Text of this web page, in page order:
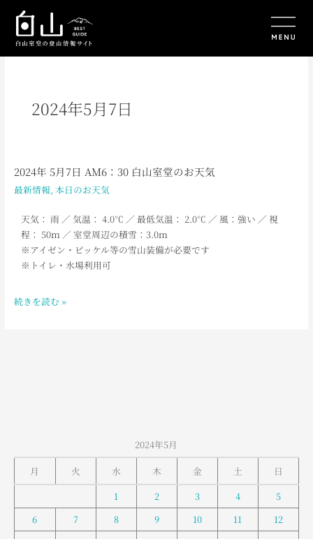
2024年5月7日
2024年 5月7日 AM6：30 白山室堂のお天気
最新情報, 本日のお天気
天気： 雨 ／ 気温： 4.0℃ ／ 最低気温： 2.0℃ ／ 風：強い ／ 視
程： 50ｍ ／ 室堂周辺の積雪：3.0ｍ
※アイゼン・ピッケル等の雪山装備が必要です
※トイレ・水場利用可
2024
年
月
AM6：
白
続きを読む »
2024年5月
月
火 水 木 金 土
日
1
2 3 4
5
6
7 8 9 10 11
12